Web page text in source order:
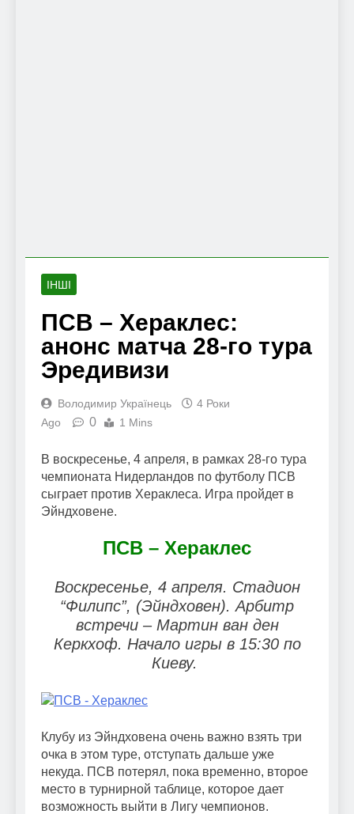
ІНШІ
ПСВ – Хераклес:
анонс матча 28-го тура
Эредивизи
Володимир Українець
4 Роки
Ago
0 1 Mins
В воскресенье, 4 апреля, в рамках 28-го тура
чемпионата Нидерландов по футболу ПСВ
сыграет против Хераклеса. Игра пройдет в
Эйндховене.
ПСВ – Хераклес
Воскресенье, 4 апреля. Стадион
“Филипс”, (Эйндховен). Арбитр
встречи – Мартин ван ден
Керкхоф. Начало игры в 15:30 по
Киеву.
Клубу из Эйндховена очень важно взять три
очка в этом туре, отступать дальше уже
некуда. ПСВ потерял, пока временно, второе
место в турнирной таблице, которое дает
возможность выйти в Лигу чемпионов.